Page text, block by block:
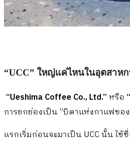
“UCC” ใหญ่แค่ไหนในอุตสาห
“Ueshima Coffee Co., Ltd.”หรือ “
การยกย่องเป็น “บิดาแห่งกาแฟข
แรกเริ่มก่อนจะมาเป็น UCC นั้น ใช้ชื่